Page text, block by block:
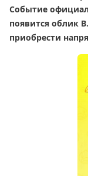
Событие
появится облик
приобрести